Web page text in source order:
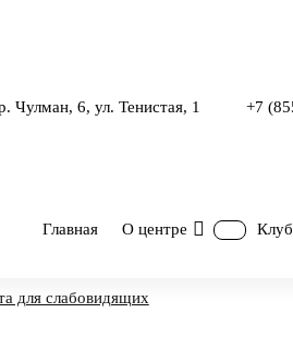
Чулман, 6, ул. Тенистая, 1 +7
Главная О центре
для слабовидящих